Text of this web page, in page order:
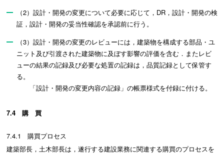
（2）設計・開発の変更について必要に応じて，DR，設計・開発の検
証，設計・開発の妥当性確認を承認前に行う。
（3）設計・開発の変更のレビューには，建築物を構成する部品・ユ
ニット及び引渡された建築物に及ぼす影響の評価を含む．またレビ
ューの結果の記録及び必要な処置の記録は，品質記録として保管す
る。
「設計・開発の変更内容の記録」の帳票様式を付録に付ける。
7.4 購 買
7.4.1 購買プロセス
建築部長，土木部長は，遂行する建設業務に関連する購買のプロセスを